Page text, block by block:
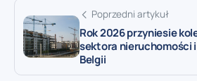
Poprzedni artykuł
Rok 2026 przyniesie
sektora nieruchomości
Belgii